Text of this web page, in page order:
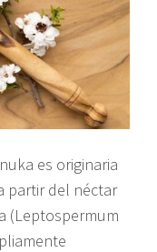
es originaria
partir del néctar
(Leptospermum